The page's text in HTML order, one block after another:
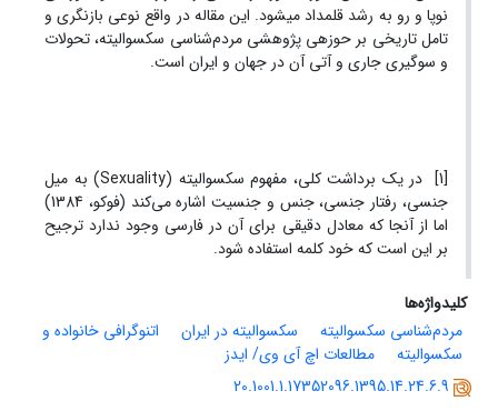
نوپا و رو به رشد قلمداد می­شود. این مقاله در واقع نوعی بازنگری و
تامل تاریخی بر حوزه­ی پژوهشی مردم‌شناسی سکسوالیته، تحولات
و سوگیری جاری و آتی آن در جهان و ایران است.
[1] در یک برداشت کلی، مفهوم سکسوالیته (Sexuality) به میل
جنسی، رفتار جنسی، جنس و جنسیت اشاره می‌کند (فوکو، 1384)
اما از آن­جا که معادل دقیقی برای آن در فارسی وجود ندارد ترجیح
بر این است که خود کلمه استفاده شود.
کلیدواژه‌ها
مردم‌شناسی سکسوالیته
سکسوالیته در ایران
اتنوگرافی خانواده و
سکسوالیته
مطالعات اچ آی وی/ ایدز
20.1001.1.17352096.1395.14.24.6.9